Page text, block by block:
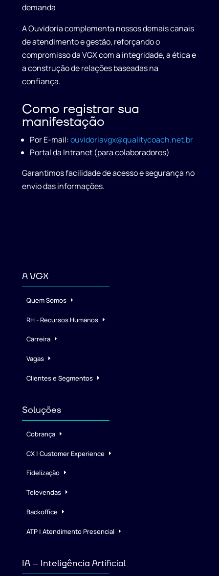
demanda
A Ouvidoria complementa nossos demais canais
de atendimento e gestão, reforçando o
compromisso da VGX com a integridade, a ética e
a construção de relações baseadas na
confiança.
Como registrar sua
manifestação
Por E-mail:ouvidoriavgx@qualitycoach.net.br
Portal da Intranet(para colaboradores)
Garantimos facilidade de acesso e segurança no
envio das informações.
A VGX
Quem Somos
RH - Recursos Humanos
Carreira
Vagas
Clientes e Segmentos
Soluções
Cobrança
CX | Customer Experience
Fidelização
Televendas
Backoffice
ATP | Atendimento Presencial
IA – Inteligência Artificial